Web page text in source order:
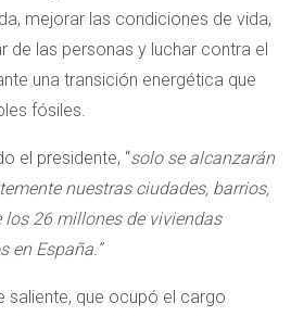
mejorar las condiciones de vida,
de las personas y luchar contra el
una transición energética que
fósiles.
el presidente, “solo se alcanzarán
nuestras ciudades, barrios,
26 millones de viviendas
en España.”
saliente, que ocupó el cargo